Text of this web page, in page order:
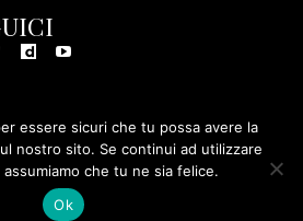
Rete Srl - Tutti i diritti riservati - P.
08570971005
essere sicuri che tu possa avere la
nostro sito. Se continui ad utilizzare
che tu ne sia felice.
Ok